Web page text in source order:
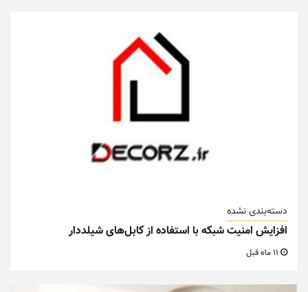
دسته‌بندی نشده
افزایش امنیت شبکه با استفاده از کابل‌های شیلددار